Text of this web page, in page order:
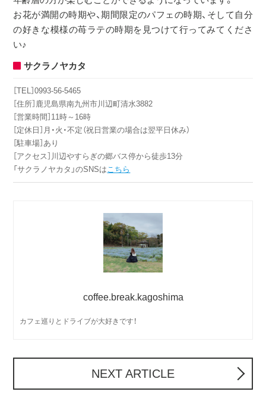
お花が満開の時期や、期間限定のパフェの時期、そして自分
の好きな模様の苺ラテの時期を見つけて行ってみてくださ
い♪
サクラノヤカタ
［TEL］0993-56-5465
［住所］鹿児島県南九州市川辺町清水3882
［営業時間］11時～16時
［定休日］月・火・不定（祝日営業の場合は翌平日休み）
［駐車場］あり
［アクセス］川辺やすらぎの郷バス停から徒歩13分
「サクラノヤカタ」のSNSはこちら
coffee.break.kagoshima
カフェ巡りとドライブが大好きです！
NEXT ARTICLE